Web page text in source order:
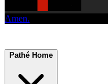
Amen.
Pathé Home